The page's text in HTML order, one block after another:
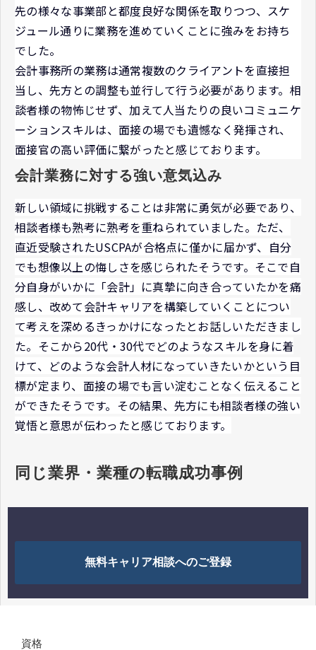
先の様々な事業部と都度良好な関係を取りつつ、スケ
ジュール通りに業務を進めていくことに強みをお持ち
でした。
会計事務所の業務は通常複数のクライアントを直接担
当し、先方との調整も並行して行う必要があります。相
談者様の物怖じせず、加えて人当たりの良いコミュニケ
ーションスキルは、面接の場でも遺憾なく発揮され、
面接官の高い評価に繋がったと感じております。
会計業務に対する強い意気込み
新しい領域に挑戦することは非常に勇気が必要であり、
相談者様も熟考に熟考を重ねられていました。ただ、
直近受験されたUSCPAが合格点に僅かに届かず、自分
でも想像以上の悔しさを感じられたそうです。そこで自
分自身がいかに「会計」に真摯に向き合っていたかを痛
感し、改めて会計キャリアを構築していくことについ
て考えを深めるきっかけになったとお話しいただきまし
た。そこから20代・30代でどのようなスキルを身に着
けて、どのような会計人材になっていきたいかという目
標が定まり、面接の場でも言い淀むことなく伝えること
ができたそうです。その結果、先方にも相談者様の強い
覚悟と意思が伝わったと感じております。
同じ業界・業種の転職成功事例
無料キャリア相談へのご登録
資格